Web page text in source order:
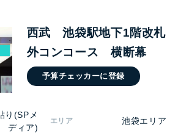
西武 池袋駅地下1階改札
外コンコース 横断幕
予算チェッカーに登録
り(SPメ
ディア)
エリア 池袋エリア